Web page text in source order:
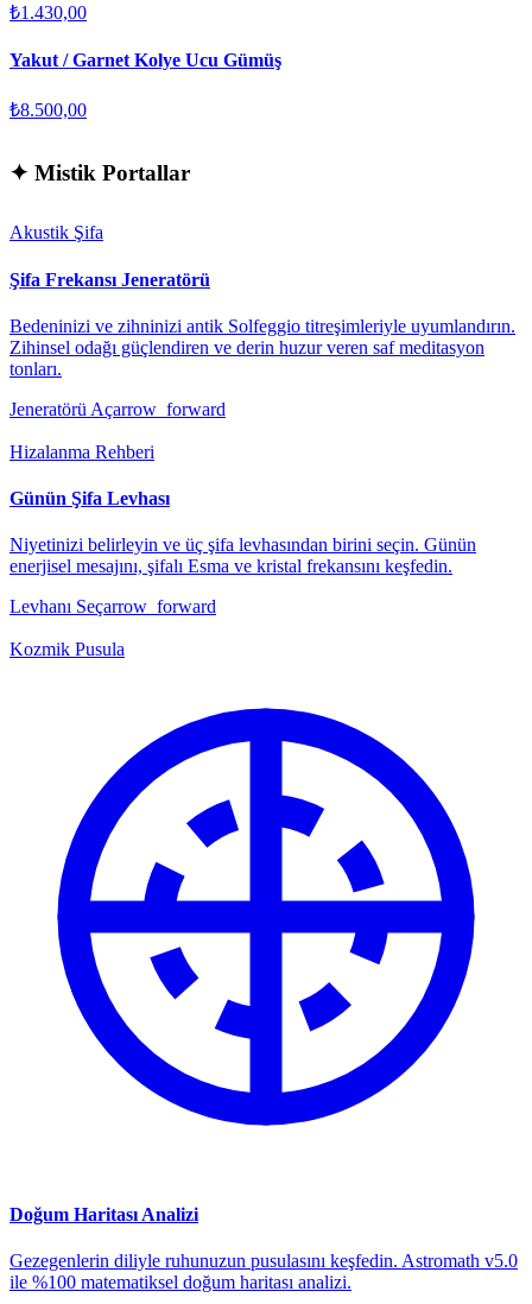
₺1.430,00
Yakut / Garnet Kolye Ucu Gümüş
₺8.500,00
✦ Mistik Portallar
Akustik Şifa
Şifa Frekansı Jeneratörü
Bedeninizi ve zihninizi antik Solfeggio titreşimleriyle uyumlandırın.
Zihinsel odağı güçlendiren ve derin huzur veren saf meditasyon
tonları.
Jeneratörü Açarrow_forward
Hizalanma Rehberi
Günün Şifa Levhası
Niyetinizi belirleyin ve üç şifa levhasından birini seçin. Günün
enerjisel mesajını, şifalı Esma ve kristal frekansını keşfedin.
Levhanı Seçarrow_forward
Kozmik Pusula
Doğum Haritası Analizi
Gezegenlerin diliyle ruhunuzun pusulasını keşfedin. Astromath v5.0
ile %100 matematiksel doğum haritası analizi.